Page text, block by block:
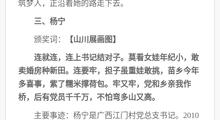
筑梦人，正沿着她的路走下去。
三、杨宁
颁奖词： 【山川展画图】
连就连，连上书记结对子。莫看女娃年纪小，敢
卖婚房种新田。连要牢，担子虽重娃敢挑，苗乡今年
多喜事，紫了糯米撑荷包。牢又牢，党和乡亲我作
桥，后有党员千千万，不怕弯多山又高。
主要事迹：杨宁是广西江门村党总支书记。 2010